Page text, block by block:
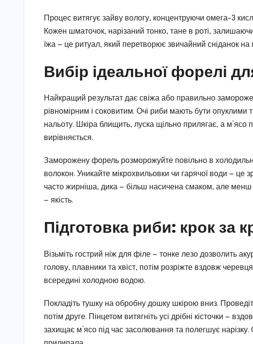
Процес витягує зайву вологу, концентруючи омега-3
Кожен шматочок, нарізаний тонко, тане в роті,
їжа — це ритуал, який перетворює звичайний сніданок на
Вибір ідеальної форелі
Найкращий результат дає свіжа або правильно
рівномірним і соковитим. Очі риби мають бути
нальоту. Шкіра блищить, луска щільно прилягає, а
вирівняється.
Заморожену форель розморожуйте повільно в
волокон. Уникайте мікрохвильовки чи гарячої води —
часто жирніша, дика — більш насичена смаком, але менш
— якість.
Підготовка риби: крок за
Візьміть гострий ніж для філе — тонке лезо дозволить
голову, плавники та хвіст, потім розріжте вздовж
всередині холодною водою.
Покладіть тушку на обробну дошку шкірою вниз.
потім друге. Пінцетом витягніть усі дрібні кісточки —
захищає м’ясо під час засолювання та полегшує